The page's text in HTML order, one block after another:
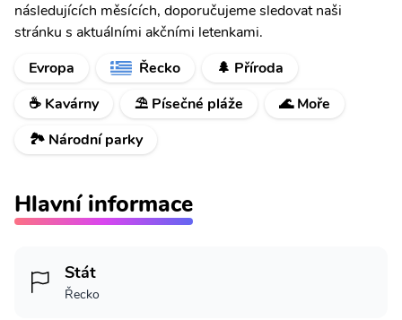
následujících měsících, doporučujeme sledovat naši
stránku s aktuálními akčními letenkami.
Evropa
Řecko
🌲 Příroda
☕ Kavárny
⛱️ Písečné pláže
🌊 Moře
🏞️ Národní parky
Hlavní informace
Stát
Řecko